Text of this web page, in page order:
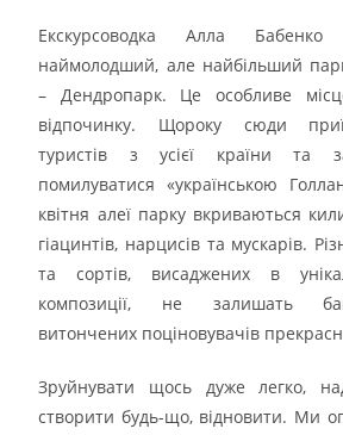
Екскурсоводка Алла
наймолодший, але найбільший
– Дендропарк. Це особливе
відпочинку. Щороку сюди
туристів з усієї країни та
помилуватися «українською
квітня алеї парку вкриваються
гіацинтів, нарцисів та мускарів.
та сортів, висаджених в
композиції, не залишать
витончених поціновувачів
Зруйнувати щось дуже легко,
створити будь-що, відновити. Ми